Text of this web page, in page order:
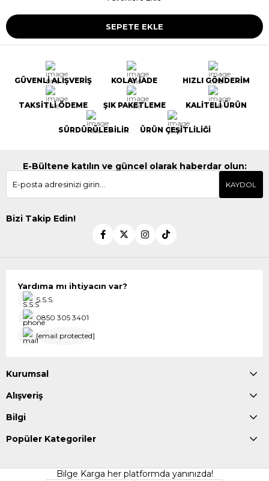
GÜVENLİ ALIŞVERİŞ KOLAY İADE HIZLI GÖNDERİM
TAKSİTLİ ÖDEME ŞIK PAKETLEME KALİTELİ ÜRÜN
SÜRDÜRÜLEBİLİR ÜRÜN ÇEŞİTLİLİĞİ
E-Bültene katılın ve güncel olarak haberdar olun:
KAYDOL
Bizi Takip Edin!
Yardıma mı ihtiyacın var?
S.S.S.
0850 305 3401
[email protected]
Kurumsal
Alışveriş
Bilgi
Popüler Kategoriler
Bilge Karga her platformda yanınızda!